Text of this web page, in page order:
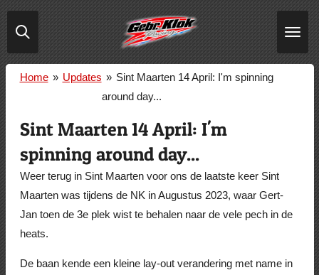
direct
naar
Home » Updates » Sint Maarten 14 April: I'm spinning
around day...
Sint Maarten 14 April: I'm
spinning around day...
Weer terug in Sint Maarten voor ons de laatste keer Sint
Maarten was tijdens de NK in Augustus 2023, waar Gert-
Jan toen de 3e plek wist te behalen naar de vele pech in de
heats.
De baan kende een kleine lay-out verandering met name in